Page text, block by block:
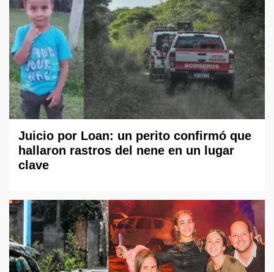
Juicio por Loan: un perito confirmó que
hallaron rastros del nene en un lugar
clave